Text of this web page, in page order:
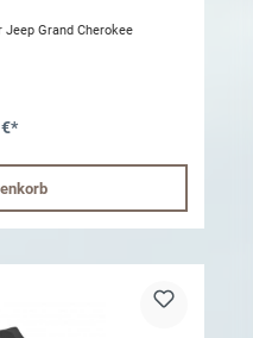
Grand Cherokee